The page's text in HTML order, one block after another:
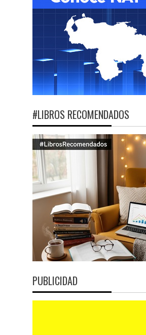
#LIBROS RECOMENDADOS
PUBLICIDAD